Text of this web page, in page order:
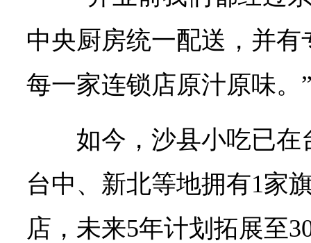
中央厨房统一配送，并
每一家连锁店原汁原味。
如今，沙县小吃已
台中、新北等地拥有1家
店，未来5年计划拓展至